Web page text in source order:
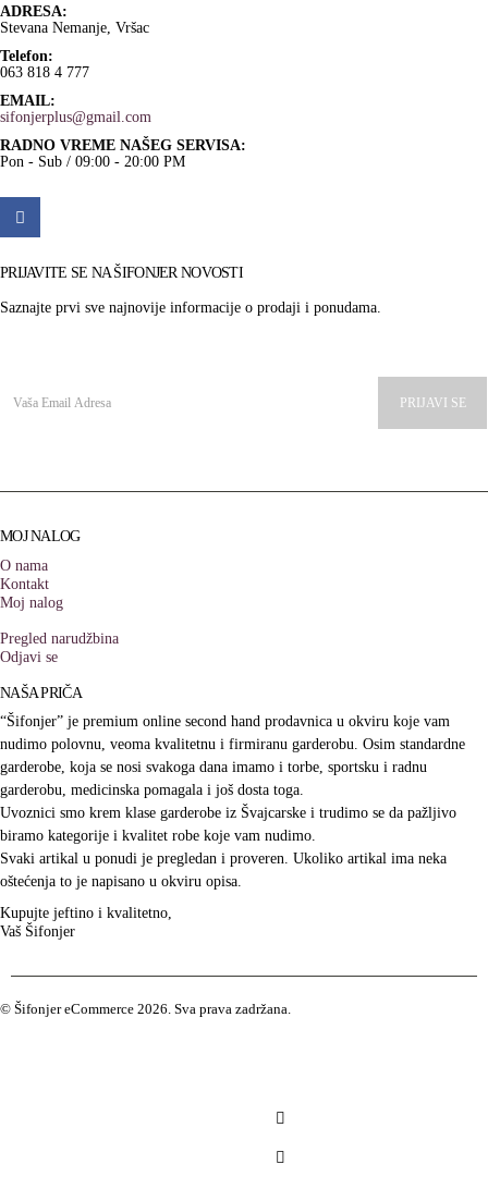
ADRESA:
Stevana Nemanje, Vršac
Telefon:
063 818 4 777
EMAIL:
sifonjerplus@gmail.com
RADNO VREME NAŠEG SERVISA:
Pon - Sub / 09:00 - 20:00 PM
PRIJAVITE SE NA ŠIFONJER NOVOSTI
Saznajte prvi sve najnovije informacije o prodaji i ponudama.
Alternative:
MOJ NALOG
O nama
Kontakt
Moj nalog
Pregled narudžbina
Odjavi se
NAŠA PRIČA
“Šifonjer” je premium online second hand prodavnica u okviru koje vam
nudimo polovnu, veoma kvalitetnu i firmiranu garderobu. Osim standardne
garderobe, koja se nosi svakoga dana imamo i torbe, sportsku i radnu
garderobu, medicinska pomagala i još dosta toga.
Uvoznici smo krem klase garderobe iz Švajcarske i trudimo se da pažljivo
biramo kategorije i kvalitet robe koje vam nudimo.
Svaki artikal u ponudi je pregledan i proveren. Ukoliko artikal ima neka
oštećenja to je napisano u okviru opisa.
Kupujte jeftino i kvalitetno,
Vaš Šifonjer
© Šifonjer eCommerce 2026. Sva prava zadržana.